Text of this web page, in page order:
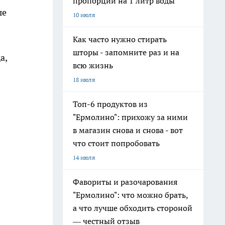
10 июля
Как часто нужно стирать
шторы - запомните раз и на
всю жизнь
18 июля
Топ-6 продуктов из
"Ермолино": прихожу за ними
в магазин снова и снова - вот
что стоит попробовать
14 июля
Фавориты и разочарования
"Ермолино": что можно брать,
а что лучше обходить стороной
— честный отзыв